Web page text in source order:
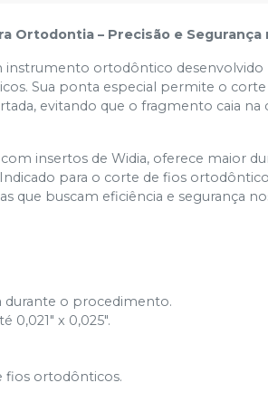
Ortodontia – Precisão e Segurança
instrumento ortodôntico desenvolvido
Sua ponta especial permite o
evitando que o fragmento caia na
insertos de Widia, oferece maior
para o corte de fios
que buscam eficiência e segurança
durante o procedimento.
0,021" x 0,025".
fios ortodônticos.